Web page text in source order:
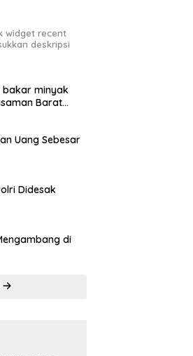
widget recent
deskripsi
bakar minyak
Barat
Uang Sebesar
Didesak
di